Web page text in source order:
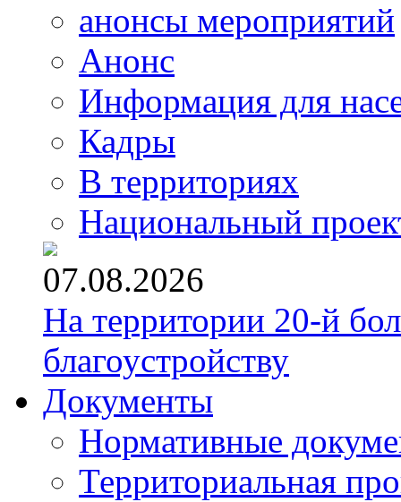
анонсы мероприятий
Анонс
Информация для
Кадры
В территориях
Национальный
07.08.2026
На территории 20-й
благоустройству
Документы
Нормативные
Территориальная